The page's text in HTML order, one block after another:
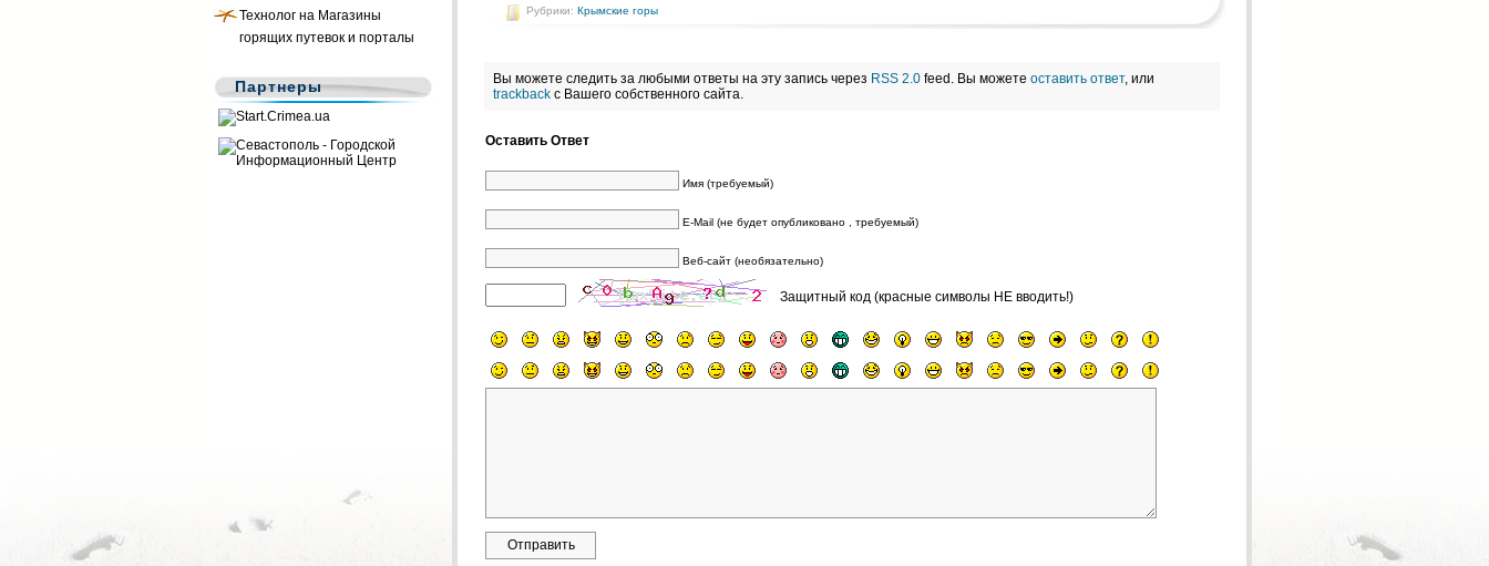
Технолог на Магазины
горящих путевок и порталы
Партнеры
Рубрики: Крымские горы
Вы можете следить за любыми ответы на эту запись через RSS 2.0 feed. Вы можете оставить ответ, или
trackback с Вашего собственного сайта.
Оставить Ответ
Имя (требуемый)
E-Mail (не будет опубликовано , требуемый)
Веб-сайт (необязательно)
Защитный код (красные символы НЕ вводить!)